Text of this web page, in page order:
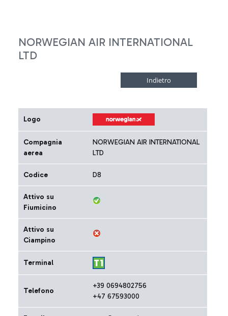
NORWEGIAN AIR INTERNATIONAL
LTD
Logo
Compagnia
aerea
NORWEGIAN AIR INTERNATIONAL
LTD
Codice D8
Attivo su
Fiumicino
Attivo su
Ciampino
Terminal
Telefono
+39 0694802756
+47 67593000